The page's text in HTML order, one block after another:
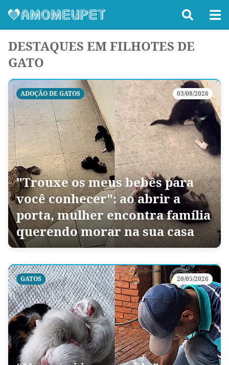
DESTAQUES EM FILHOTES DE
GATO
ADOÇÃO DE GATOS 03/08/2026
"Trouxe os meus bebês para
você conhecer": ao abrir a
porta, mulher encontra família
querendo morar na sua casa
GATOS 20/05/2026